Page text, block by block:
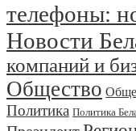
телефоны:
Новости
компаний и
Общество
Политика Политика